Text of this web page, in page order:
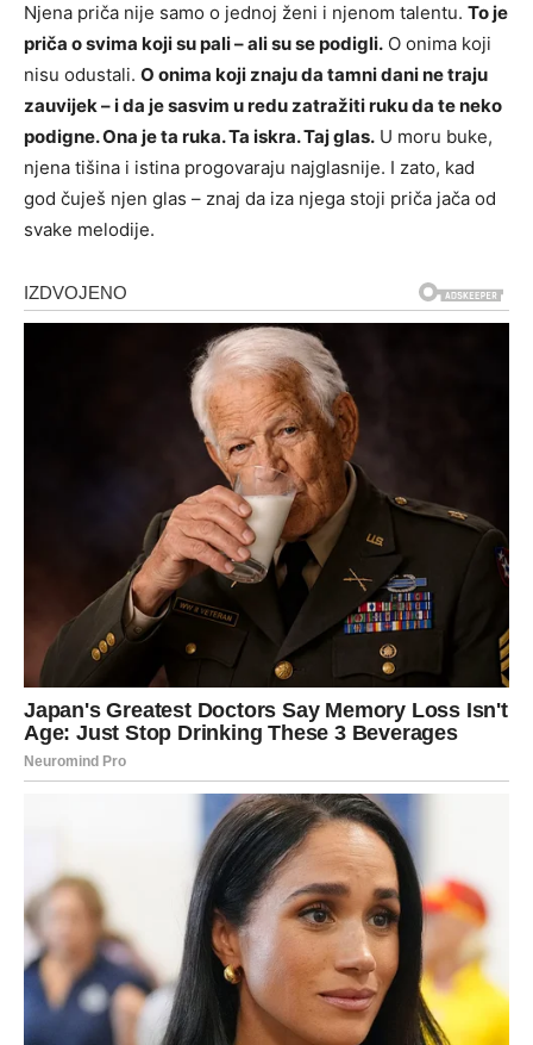
Njena priča nije samo o jednoj ženi i njenom talentu. To je
priča o svima koji su pali – ali su se podigli. O onima koji
nisu odustali. O onima koji znaju da tamni dani ne traju
zauvijek – i da je sasvim u redu zatražiti ruku da te neko
podigne.Ona je ta ruka. Ta iskra. Taj glas. U moru buke,
njena tišina i istina progovaraju najglasnije. I zato, kad
god čuješ njen glas – znaj da iza njega stoji priča jača od
svake melodije.